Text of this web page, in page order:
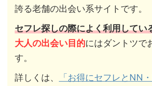
誇る老舗の出会い系サイトです。
セフレ探しの際によく利用してい
大人の出会い目的にはダントツで
す。
詳しくは、
「お得にセフレとNN